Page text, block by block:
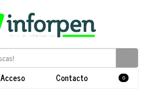
Acceso Contacto 0